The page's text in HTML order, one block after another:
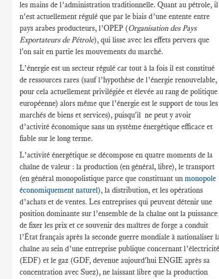
les mains de l’administration traditionnelle. Quant au pétrole, il
n’est actuellement régulé que par le biais d’une entente entre
pays arabes producteurs, l’OPEP (Organisation des Pays
Exportateurs de Pétrole), qui lisse avec les effets pervers que
l'on sait en partie les mouvements du marché.
L’énergie est un secteur régulé car tout à la fois il est constitué
de ressources rares (sauf l’hypothèse de l’énergie renouvelable,
pour cela actuellement privilégiée et élevée au rang de politique
européenne) alors même que l’énergie est le support de tous les
marchés de biens et services), puisqu'il ne peut y avoir
d’activité économique sans un système énergétique efficace et
fiable sur le long terme.
L’activité énergétique se décompose en quatre moments de la
chaîne de valeur : la production (en général, libre), le transport
(en général monopolistique parce que constituant un monopole
économiquement naturel), la distribution, et les opérations
d’achats et de ventes. Les entreprises qui peuvent détenir une
position dominante sur l’ensemble de la chaîne ont la puissance
de fixer les prix et ce souvenir des maîtres de forge a conduit
l’État français après la seconde guerre mondiale à nationaliser
chaîne au sein d’une entreprise publique concernant l’électricité
(EDF) et le gaz (GDF, devenue aujourd'hui ENGIE après sa
concentration avec Suez), ne laissant libre que la production